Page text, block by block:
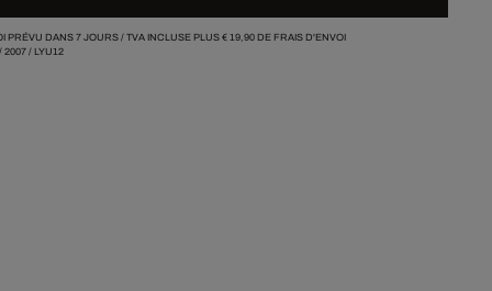
PRÉVU DANS 7 JOURS / TVA INCLUSE PLUS € 19,90DE FRAIS D'ENVOI
2007/ LYU12